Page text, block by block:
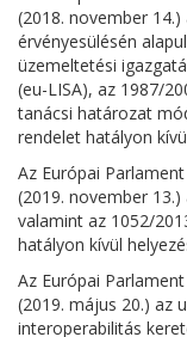
(2018. november
érvényesülésén
üzemeltetési
(eu-LISA), az 1987/
tanácsi határozat
rendelet hatályon
Az Európai
(2019. november
valamint az 1052/
hatályon kívül
Az Európai
(2019. május 20.) az
interoperabilitás